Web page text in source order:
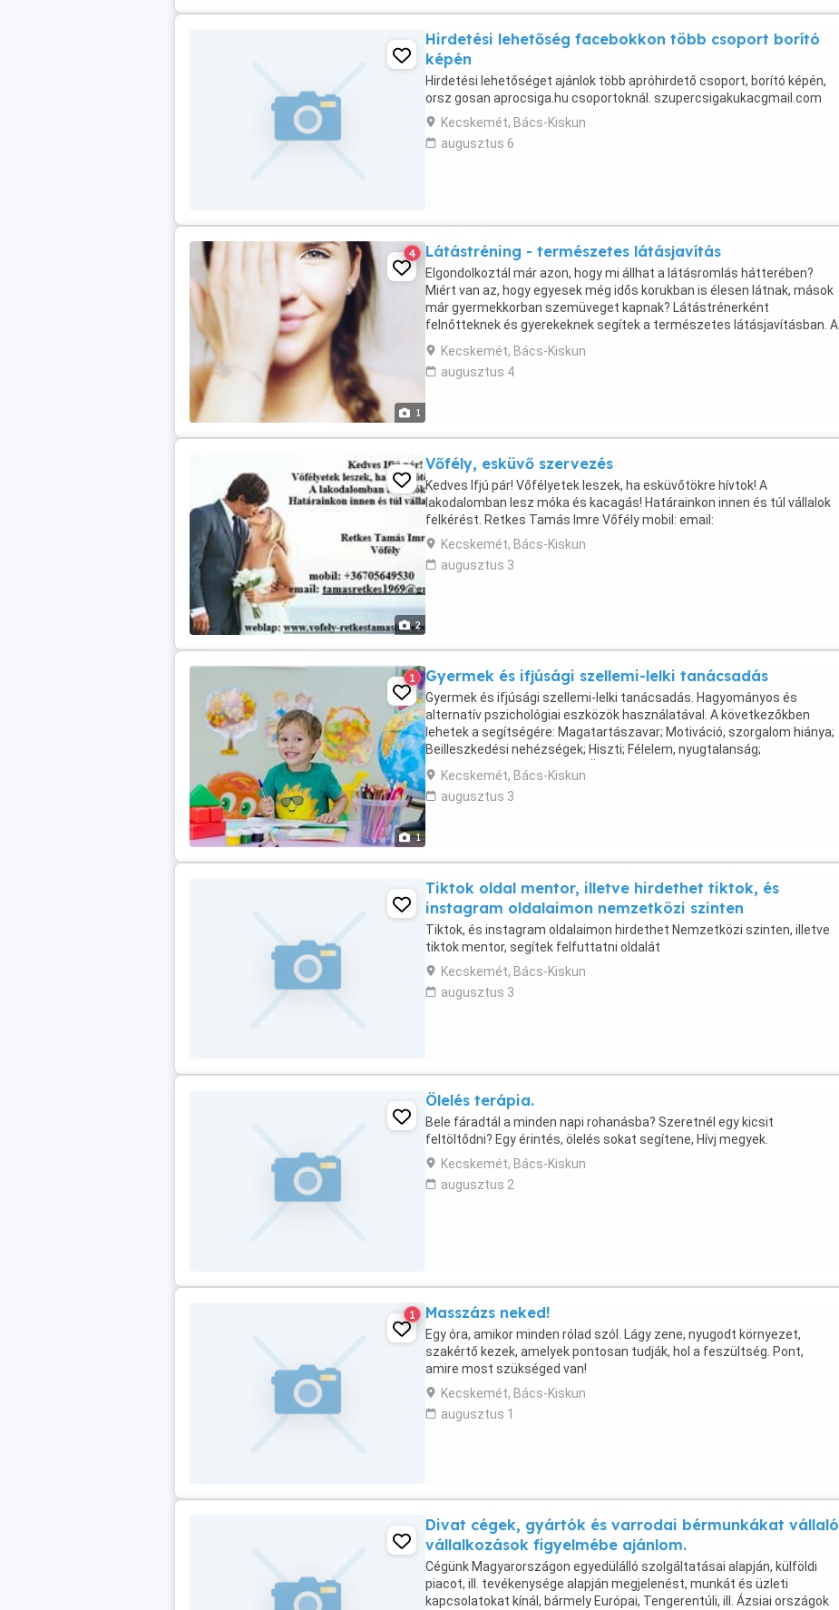
Hirdetési lehetőség facebokkon több csoport borító
képén
Hirdetési lehetőséget ajánlok több apróhirdető csoport, borító képén,
orsz gosan aprocsiga.hu csoportoknál. szupercsigakukacgmail.com
Kecskemét, Bács-Kiskun
augusztus 6
1
4 Látástréning - természetes látásjavítás
Elgondolkoztál már azon, hogy mi állhat a látásromlás hátterében?
Miért van az, hogy egyesek még idős korukban is élesen látnak, mások
már gyermekkorban szemüveget kapnak? Látástrénerként
felnőtteknek és gyerekeknek segítek a természetes látásjavításban. A
látástréning terápia amit kínálok neked, ...
Kecskemét, Bács-Kiskun
augusztus 4
2
Vőfély, esküvő szervezés
Kedves Ifjú pár! Vőfélyetek leszek, ha esküvőtökre hívtok! A
lakodalomban lesz móka és kacagás! Határainkon innen és túl vállalok
felkérést. Retkes Tamás Imre Vőfély mobil: email:
Kecskemét, Bács-Kiskun
augusztus 3
1
1 Gyermek és ifjúsági szellemi-lelki tanácsadás
Gyermek és ifjúsági szellemi-lelki tanácsadás. Hagyományos és
alternatív pszichológiai eszközök használatával. A következőkben
lehetek a segítségére: Magatartászavar; Motiváció, szorgalom hiánya;
Beilleszkedési nehézségek; Hiszti; Félelem, nyugtalanság;
Kommunikációs problémák; Önbizalomhiány; Szorongás; ...
Kecskemét, Bács-Kiskun
augusztus 3
Tiktok oldal mentor, illetve hirdethet tiktok, és
instagram oldalaimon nemzetközi szinten
Tiktok, és instagram oldalaimon hirdethet Nemzetközi szinten, illetve
tiktok mentor, segítek felfuttatni oldalát
Kecskemét, Bács-Kiskun
augusztus 3
Ölelés terápia.
Bele fáradtál a minden napi rohanásba? Szeretnél egy kicsit
feltöltődni? Egy érintés, ölelés sokat segítene, Hívj megyek.
Kecskemét, Bács-Kiskun
augusztus 2
1 Masszázs neked!
Egy óra, amikor minden rólad szól. Lágy zene, nyugodt környezet,
szakértő kezek, amelyek pontosan tudják, hol a feszültség. Pont,
amire most szükséged van!
Kecskemét, Bács-Kiskun
augusztus 1
Divat cégek, gyártók és varrodai bérmunkákat vállaló
vállalkozások figyelmébe ajánlom.
Cégünk Magyarországon egyedülálló szolgáltatásai alapján, külföldi
piacot, ill. tevékenysége alapján megjelenést, munkát és üzleti
kapcsolatokat kínál, bármely Európai, Tengerentúli, ill. Ázsiai országok